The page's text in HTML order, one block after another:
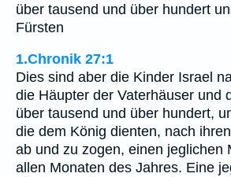
über tausend und über hundert
Fürsten
1.Chronik 27:1
Dies sind aber die Kinder Israel
die Häupter der Vaterhäuser und
über tausend und über hundert,
die dem König dienten, nach
ab und zu zogen, einen jeglichen
allen Monaten des Jahres. Eine